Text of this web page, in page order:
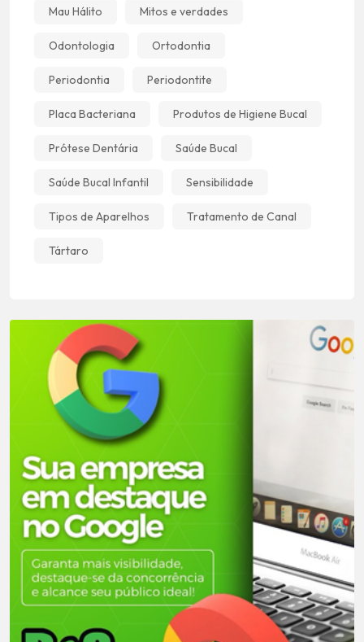
Mau Hálito Mitos e verdades
Odontologia Ortodontia
Periodontia Periodontite
Placa Bacteriana Produtos de Higiene Bucal
Prótese Dentária Saúde Bucal
Saúde Bucal Infantil Sensibilidade
Tipos de Aparelhos Tratamento de Canal
Tártaro